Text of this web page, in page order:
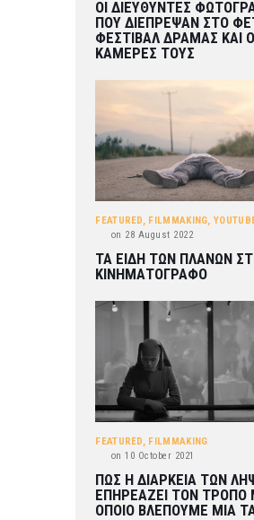
ΟΙ ΔΙΕΥΘΥΝΤΕΣ
ΠΟΥ ΔΙΕΠΡΕΨΑΝ ΣΤΟ
ΦΕΣΤΙΒΑΛ ΔΡΑΜΑΣ ΚΑΙ
ΚΑΜΕΡΕΣ ΤΟΥΣ
FEATURED, FILMMAKING,
on 28 August 2022
ΤΑ ΕΙΔΗ ΤΩΝ ΠΛΑΝΩΝ
ΚΙΝΗΜΑΤΟΓΡΑΦΟ
FEATURED, FILMMAKING
on 10 October 2021
ΠΩΣ Η ΔΙΑΡΚΕΙΑ ΤΩΝ
ΕΠΗΡΕΑΖΕΙ ΤΟΝ ΤΡΟΠΟ
ΟΠΟΙΟ ΒΛΕΠΟΥΜΕ ΜΙΑ